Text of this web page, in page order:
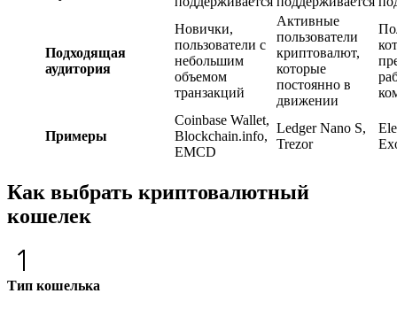
Подходящая
аудитория
Новички,
пользователи с
небольшим
объемом
транзакций
Активные
пользователи
криптовалют,
которые
постоянно в
движении
Примеры
Coinbase Wallet,
Blockchain.info,
EMCD
Ledger Nano S,
Trezor
Как выбрать криптовалютный
кошелек
Тип кошелька